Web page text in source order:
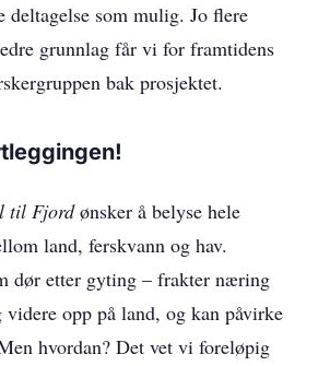
deltagelse som mulig. Jo flere
grunnlag får vi for framtidens
bak prosjektet.
til Fjordønsker å belyse hele
land, ferskvann og hav.
dør etter gyting – frakter næring
opp på land, og kan påvirke
hvordan? Det vet vi foreløpig